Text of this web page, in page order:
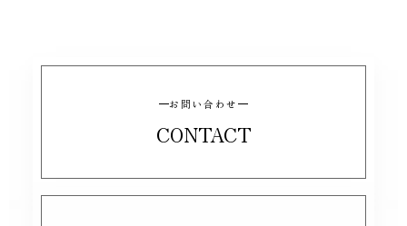
お問い合わせ
CONTACT